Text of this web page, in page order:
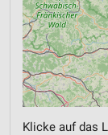
Klicke auf das